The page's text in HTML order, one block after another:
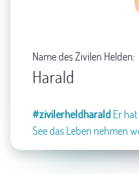
Name des Zivilen Helden:
Harald
#zivilerheldharaldEr
See das Leben nehmen